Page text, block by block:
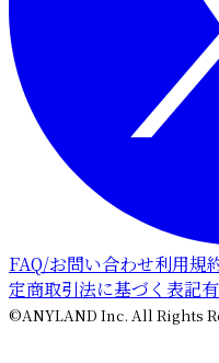
FAQ/お問い合わせ利用規
定商取引法に基づく表記
©ANYLAND Inc. All Rights